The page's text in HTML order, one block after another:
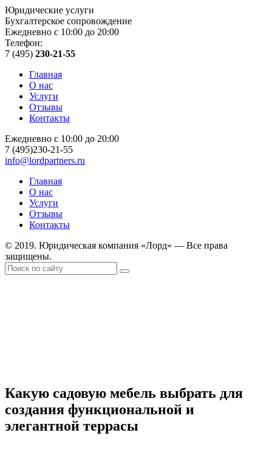
Юридические услуги
Бухгалтерское сопровождение
Ежедневно с 10:00 до 20:00
Телефон:
7 (495) 230-21-55
Главная
О нас
Услуги
Отзывы
Контакты
Ежедневно с 10:00 до 20:00
7 (495)230-21-55
info@lordpartners.ru
Главная
О нас
Услуги
Отзывы
Контакты
© 2019. Юридическая компания «Лорд» — Все права
защищены.
Какую садовую мебель выбрать для
создания функциональной и
элегантной террасы